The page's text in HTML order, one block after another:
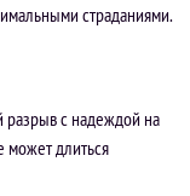
страданиями.
разрыв с надеждой на
может длиться